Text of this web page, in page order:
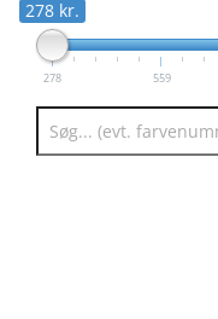
278 kr.
278 559